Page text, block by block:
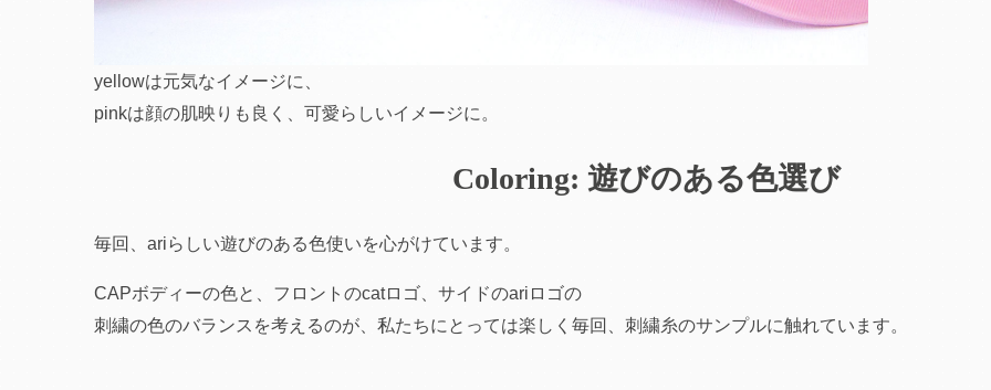
yellowは元気なイメージに、
pinkは顔の肌映りも良く、可愛らしいイメージに。
Coloring: 遊びのある色選び
毎回、ariらしい遊びのある色使いを心がけています。
CAPボディーの色と、 フロントのcatロゴ、サイドのariロゴの
刺繍の色のバランスを考えるのが、私たちにとっては楽しく 毎回、刺繍糸のサンプルに触れています。